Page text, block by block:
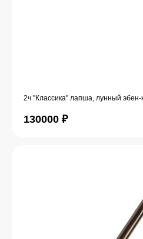
2ч "Классика" лапша, лунный эбен-
130000 ₽